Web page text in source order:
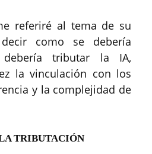
referiré al tema de su
como se debería
tributar la IA,
la vinculación con los
y la complejidad de
TRIBUTACIÓN